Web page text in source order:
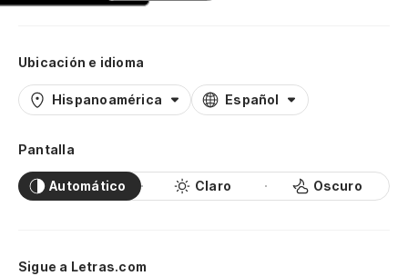
Ubicación e idioma
Hispanoamérica Español
Pantalla
Automático Claro Oscuro
Sigue a Letras.com